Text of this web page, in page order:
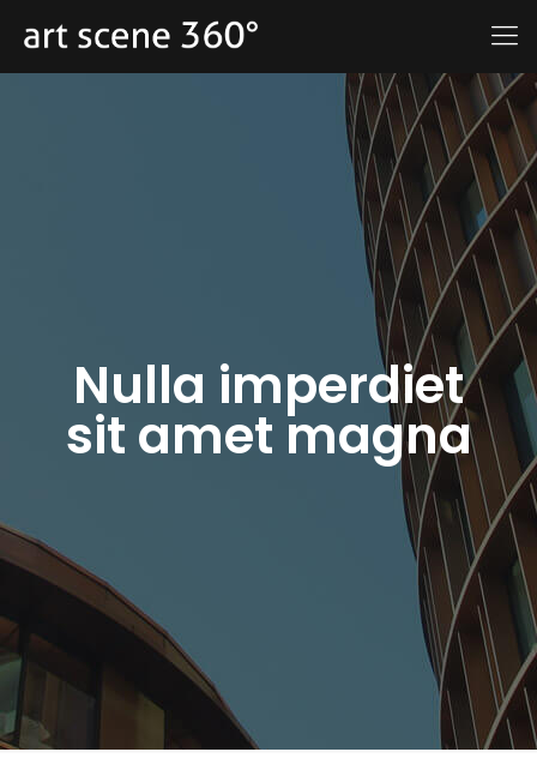
Nulla imperdiet
sit amet magna